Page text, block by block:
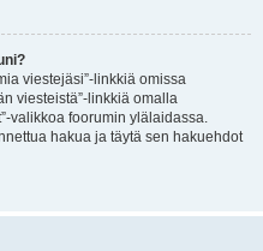
viestejäsi”-linkkiä omissa
viesteistä”-linkkiä omalla
valikkoa foorumin ylälaidassa.
hakua ja täytä sen hakuehdot